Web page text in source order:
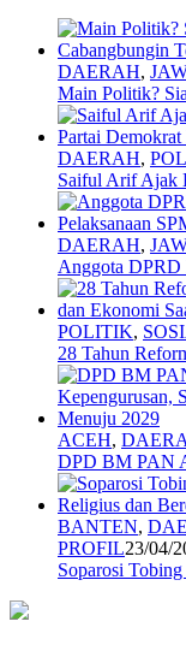
DAERAH,
Main Politik?
DAERAH,
Saiful Arif Ajak
DAERAH,
Anggota
POLITIK,
28 Tahun
ACEH,
DPD BM PAN
BANTEN,
PROFIL23/04/
Soparosi